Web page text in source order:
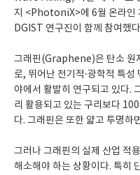
지 <PhotoniX>에 6월 온라인
DGIST 연구진이 함께 참여했
그래핀(Graphene)은 탄소 원
로, 뛰어난 전기적·광학적 특
야에서 활발히 연구되고 있다.
리 활용되고 있는 구리보다
다. 그래핀은 또한 얇고 투명하
그러나 그래핀의 실제 산업 적
해소해야 하는 상황이다. 특히